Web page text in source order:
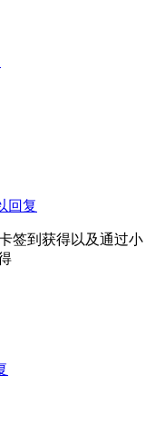
回复
签到获得以及通过小